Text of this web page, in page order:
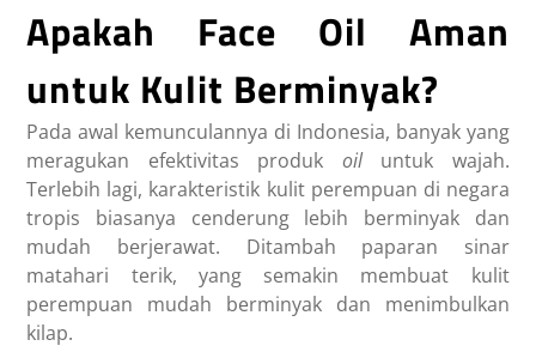
Apakah Face Oil Aman
untuk Kulit Berminyak?
Pada awal kemunculannya di Indonesia, banyak yang
meragukan efektivitas produk oiluntuk wajah.
Terlebih lagi, karakteristik kulit perempuan di negara
tropis biasanya cenderung lebih berminyak dan
mudah berjerawat. Ditambah paparan sinar
matahari terik, yang semakin membuat kulit
perempuan mudah berminyak dan menimbulkan
kilap.